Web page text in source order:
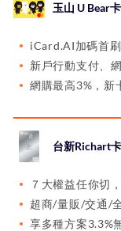
玉山 U Bear卡
iCard.AI加碼首
新戶行動支付、
網購最高3%，新
台新Richart卡
７大權益任你切
超商/量販/交通/
享多種方案3.3%